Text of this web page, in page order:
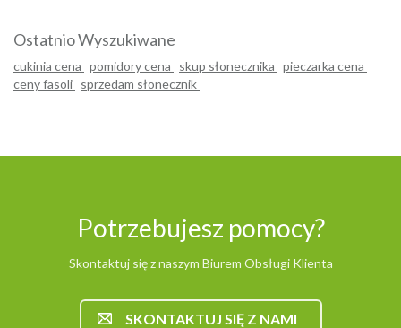
Ostatnio Wyszukiwane
cukinia cena pomidory cena skup słonecznika pieczarka cena
ceny fasoli sprzedam słonecznik
Potrzebujesz pomocy?
Skontaktuj się z naszym Biurem Obsługi Klienta
SKONTAKTUJ SIĘ Z NAMI